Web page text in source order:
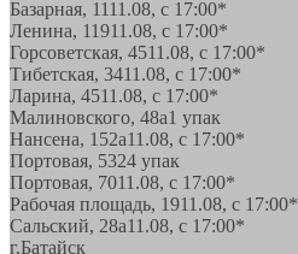
Базарная, 1111.08, с 17:00*
Ленина, 11911.08, с 17:00*
Горсоветская, 4511.08, с 17:00*
Тибетская, 3411.08, с 17:00*
Ларина, 4511.08, с 17:00*
Малиновского, 48а1 упак
Нансена, 152а11.08, с 17:00*
Портовая, 5324 упак
Портовая, 7011.08, с 17:00*
Рабочая площадь, 1911.08, с 17:00*
Сальский, 28a11.08, с 17:00*
г.Батайск